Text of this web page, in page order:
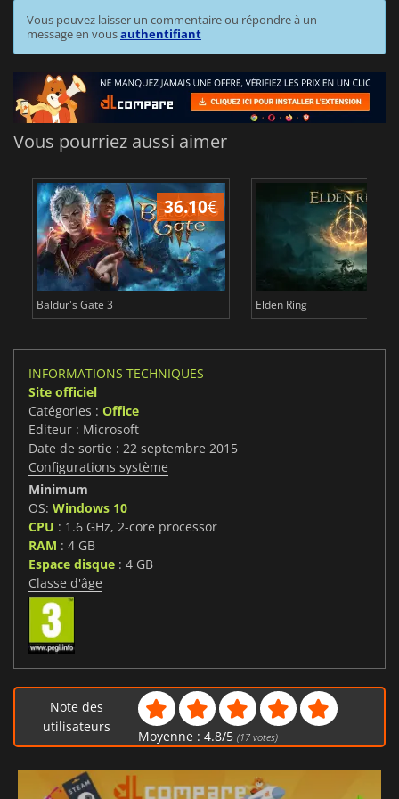
Vous pouvez laisser un commentaire ou répondre à un
message en vousauthentifiant
Vous pourriez aussi aimer
36.10€
Baldur's Gate 3 Elden Ring
INFORMATIONS TECHNIQUES
Site officiel
Catégories : Office
Editeur : Microsoft
Date de sortie : 22 septembre 2015
Configurations système
Minimum
OS: Windows 10
CPU : 1.6 GHz, 2-core processor
RAM : 4 GB
Espace disque : 4 GB
Classe d'âge
Note des
utilisateurs
Moyenne : 4.8/5 (17votes)